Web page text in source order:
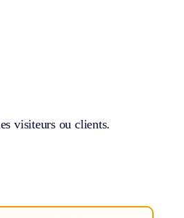
visiteurs ou clients.